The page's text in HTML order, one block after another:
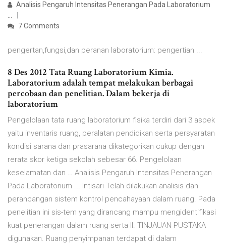
Analisis Pengaruh Intensitas Penerangan Pada Laboratorium
...
7 Comments
pengertan,fungsi,dan peranan laboratorium: pengertian ...
8 Des 2012 Tata Ruang Laboratorium Kimia.
Laboratorium adalah tempat melakukan berbagai
percobaan dan penelitian. Dalam bekerja di
laboratorium
Pengelolaan tata ruang laboratorium fisika terdiri dari 3 aspek
yaitu inventaris ruang, peralatan pendidikan serta persyaratan
kondisi sarana dan prasarana dikategorikan cukup dengan
rerata skor ketiga sekolah sebesar 66. Pengelolaan
keselamatan dan … Analisis Pengaruh Intensitas Penerangan
Pada Laboratorium ... Intisari Telah dilakukan analisis dan
perancangan sistem kontrol pencahayaan dalam ruang. Pada
penelitian ini sis-tem yang dirancang mampu mengidentifikasi
kuat penerangan dalam ruang serta II. TINJAUAN PUSTAKA
digunakan. Ruang penyimpanan terdapat di dalam